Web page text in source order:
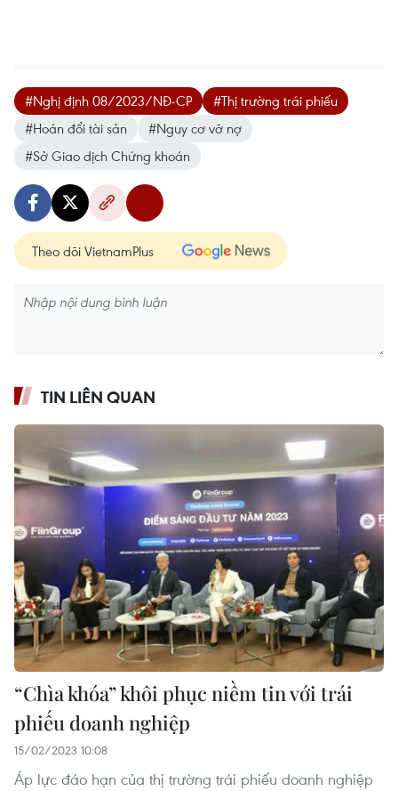
#Nghị định 08/2023/NĐ-CP
#Thị trường trái phiếu
#Hoán đổi tài sản
#Nguy cơ vỡ nợ
#Sở Giao dịch Chứng khoán
Theo dõi VietnamPlus
TIN LIÊN QUAN
“Chìa khóa” khôi phục niềm tin với trái
phiếu doanh nghiệp
15/02/2023 10:08
Áp lực đáo hạn của thị trường trái phiếu doanh nghiệp